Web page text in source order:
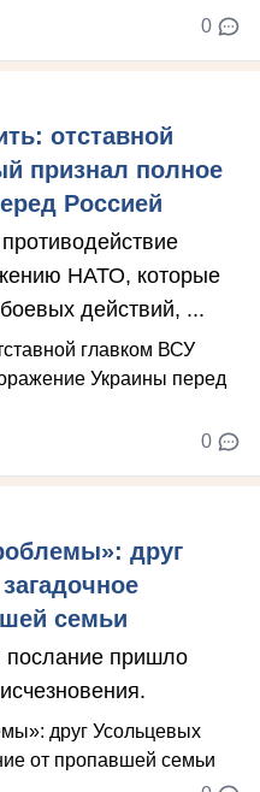
0
отставной
признал полное
Россией
НАТО, которые
действий, ...
0
друг
семьи
послание пришло